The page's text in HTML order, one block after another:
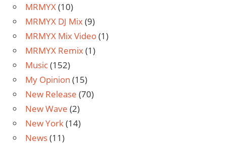
MRMYX(10)
MRMYX DJ Mix (9)
MRMYX Mix Video(1)
MRMYX Remix (1)
Music(152)
My Opinion (15)
New Release (70)
New Wave (2)
New York(14)
News(11)